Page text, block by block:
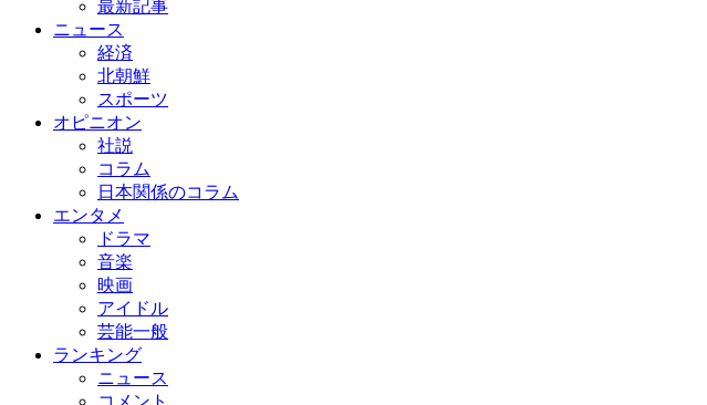
最新記事
ニュース
経済
北朝鮮
スポーツ
オピニオン
社説
コラム
日本関係のコラム
エンタメ
ドラマ
音楽
映画
アイドル
芸能一般
ランキング
ニュース
コメント